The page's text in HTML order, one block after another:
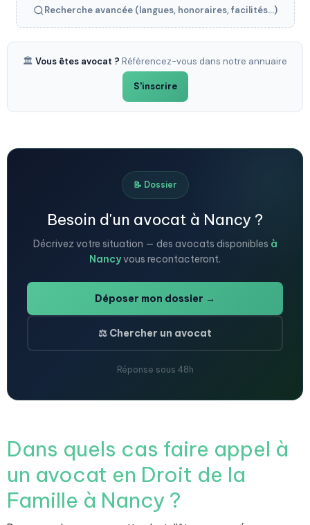
Recherche avancée (langues, honoraires, facilités...)
🏛️ Vous êtes avocat ? Référencez-vous dans notre annuaire
S'inscrire
📝 Dossier
Besoin d'un avocat à Nancy ?
Décrivez votre situation — des avocats disponibles à
Nancyvous recontacteront.
Déposer mon dossier →
⚖️ Chercher un avocat
Réponse sous 48h
Dans quels cas faire appel à
un avocat en Droit de la
Famille à Nancy ?